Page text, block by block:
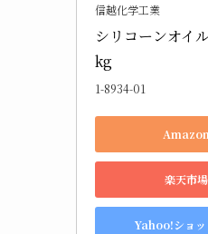
信越化学工業
シリコーンオイ
kg
1-8934-01
楽天市
Yahoo!ショッ